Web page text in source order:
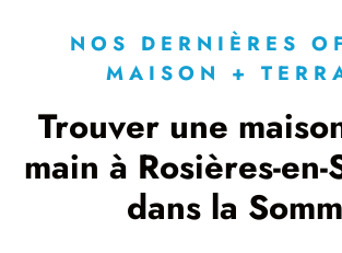
NOS DERNIÈRES
MAISON +
Trouver une
main à Rosières-
dans la